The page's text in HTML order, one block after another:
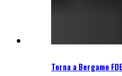
Torna a Bergamo